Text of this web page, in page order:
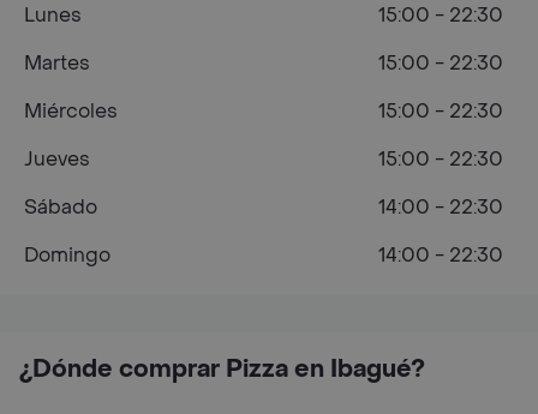
¿Dónde comprar Pizza en Ibagué?
Lunes
15:00 - 22:30
Martes
15:00 - 22:30
Miércoles
15:00 - 22:30
Jueves
15:00 - 22:30
Sábado
14:00 - 22:30
Domingo
14:00 - 22:30